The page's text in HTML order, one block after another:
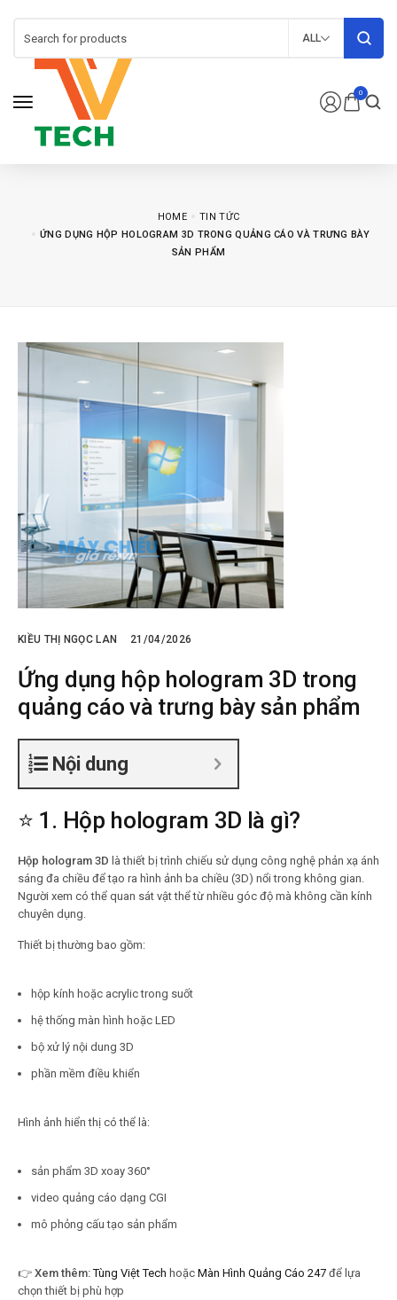
0
ALL
HOME
TIN TỨC
ỨNG DỤNG HỘP HOLOGRAM 3D TRONG QUẢNG CÁO VÀ TRƯNG BÀY
SẢN PHẨM
KIỀU THỊ NGỌC LAN 21/04/2026
Ứng dụng hộp hologram 3D trong
quảng cáo và trưng bày sản phẩm
Nội dung
⭐ 1. Hộp hologram 3D là gì?
Hộp hologram 3D là thiết bị trình chiếu sử dụng công nghệ phản xạ ánh
sáng đa chiều để tạo ra hình ảnh ba chiều (3D) nổi trong không gian.
Người xem có thể quan sát vật thể từ nhiều góc độ mà không cần kính
chuyên dụng.
Thiết bị thường bao gồm:
hộp kính hoặc acrylic trong suốt
hệ thống màn hình hoặc LED
bộ xử lý nội dung 3D
phần mềm điều khiển
Hình ảnh hiển thị có thể là:
sản phẩm 3D xoay 360°
video quảng cáo dạng CGI
mô phỏng cấu tạo sản phẩm
👉 Xem thêm: Tùng Việt Tech hoặc Màn Hình Quảng Cáo 247 để lựa
chọn thiết bị phù hợp